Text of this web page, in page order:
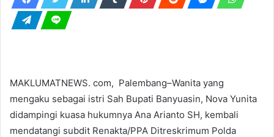
MAKLUMATNEWS. com, Palembang–Wanita yang
mengaku sebagai istri Sah Bupati Banyuasin, Nova Yunita
didampingi kuasa hukumnya Ana Arianto SH, kembali
mendatangi subdit Renakta/PPA Ditreskrimum Polda